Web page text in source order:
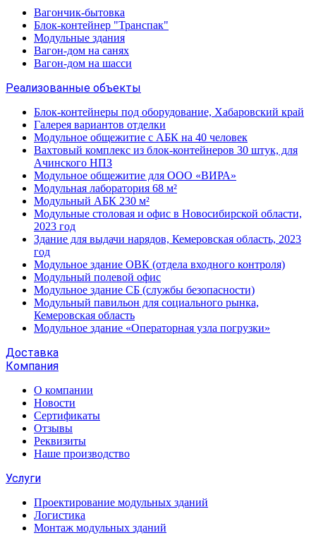
Вагончик-бытовка
Блок-контейнер "Транспак"
Модульные здания
Вагон-дом на санях
Вагон-дом на шасси
Реализованные объекты
Блок-контейнеры под оборудование, Хабаровский край
Галерея вариантов отделки
Модульное общежитие с АБК на 40 человек
Вахтовый комплекс из блок-контейнеров 30 штук, для
Ачинского НПЗ
Модульное общежитие для ООО «ВИРА»
Модульная лаборатория 68 м²
Модульный АБК 230 м²
Модульные столовая и офис в Новосибирской области,
2023 год
Здание для выдачи нарядов, Кемеровская область, 2023
год
Модульное здание ОВК (отдела входного контроля)
Модульный полевой офис
Модульное здание СБ (службы безопасности)
Модульный павильон для социального рынка,
Кемеровская область
Модульное здание «Операторная узла погрузки»
Доставка
Компания
О компании
Новости
Сертификаты
Отзывы
Реквизиты
Наше производство
Услуги
Проектирование модульных зданий
Логистика
Монтаж модульных зданий